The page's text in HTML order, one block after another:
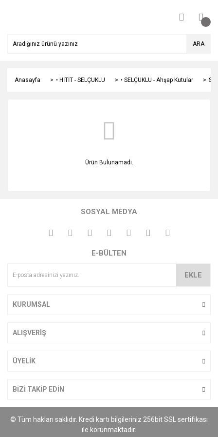
ARA
Anasayfa • HİTİT - SELÇUKLU • SELÇUKLU - Ahşap Kutular
Ürün Bulunamadı.
SOSYAL MEDYA
E-BÜLTEN
EKLE
KURUMSAL
ALIŞVERİŞ
ÜYELİK
BİZİ TAKİP EDİN
© Tüm hakları saklıdır. Kredi kartı bilgileriniz 256bit SSL sertifikası
ile korunmaktadır.